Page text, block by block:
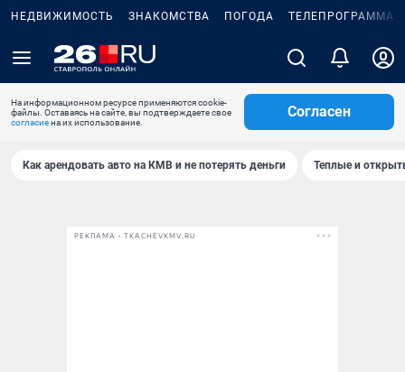
НЕДВИЖИМОСТЬ ЗНАКОМСТВА ПОГОДА ТЕЛЕПРОГРАММА
На информационном ресурсе применяются cookie-
файлы. Оставаясь на сайте, вы подтверждаете свое
согласиена их использование.
Согласен
Как арендовать авто на КМВ и не потерять деньги Теплые и
РЕКЛАМА • TKACHEVKMV.RU